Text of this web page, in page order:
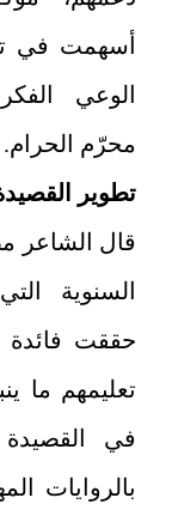
أسهمت في
الوعي
محرّم الحرام.
تطوير
قال الشاعر
السنوية
حققت فائدة
تعليمهم ما
في
بالروايات